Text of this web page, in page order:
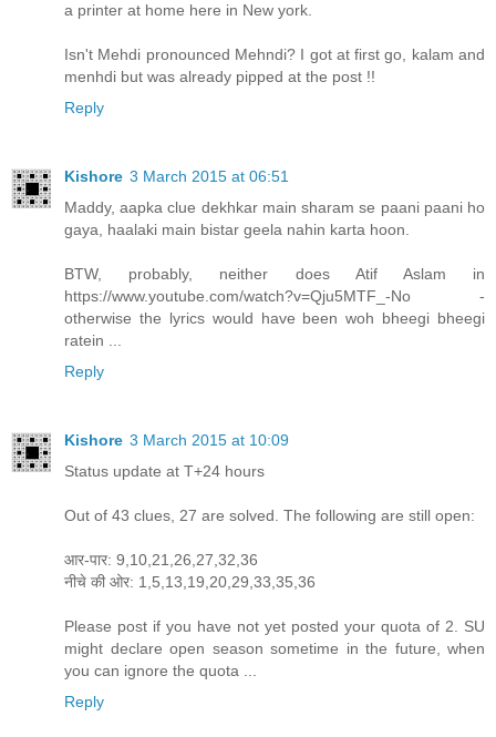
a printer at home here in New york.
Isn't Mehdi pronounced Mehndi? I got at first go, kalam and
menhdi but was already pipped at the post !!
Reply
Kishore 3 March 2015 at 06:51
Maddy, aapka clue dekhkar main sharam se paani paani ho
gaya, haalaki main bistar geela nahin karta hoon.
BTW, probably, neither does Atif Aslam in
https://www.youtube.com/watch?v=Qju5MTF_-No -
otherwise the lyrics would have been woh bheegi bheegi
ratein ...
Reply
Kishore 3 March 2015 at 10:09
Status update at T+24 hours
Out of 43 clues, 27 are solved. The following are still open:
आर-पार: 9,10,21,26,27,32,36
नीचे की ओर: 1,5,13,19,20,29,33,35,36
Please post if you have not yet posted your quota of 2. SU
might declare open season sometime in the future, when
you can ignore the quota ...
Reply